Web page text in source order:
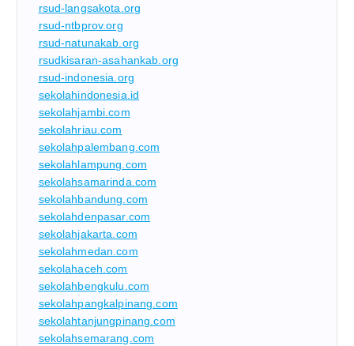
rsud-langsakota.org
rsud-ntbprov.org
rsud-natunakab.org
rsudkisaran-asahankab.org
rsud-indonesia.org
sekolahindonesia.id
sekolahjambi.com
sekolahriau.com
sekolahpalembang.com
sekolahlampung.com
sekolahsamarinda.com
sekolahbandung.com
sekolahdenpasar.com
sekolahjakarta.com
sekolahmedan.com
sekolahaceh.com
sekolahbengkulu.com
sekolahpangkalpinang.com
sekolahtanjungpinang.com
sekolahsemarang.com